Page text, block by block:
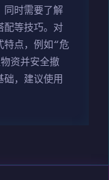
同时需要了解
配等技巧。对
特点，例如“危
资并安全撤
础，建议使用